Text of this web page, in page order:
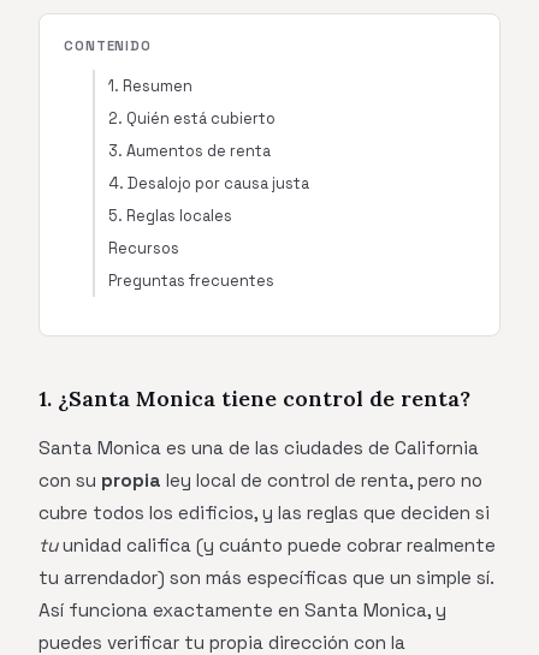
CONTENIDO
1. Resumen
2. Quién está cubierto
3. Aumentos de renta
4. Desalojo por causa justa
5. Reglas locales
Recursos
Preguntas frecuentes
1. ¿Santa Monica tiene control de renta?
Santa Monica es una de las ciudades de California
con su propia ley local de control de renta, pero no
cubre todos los edificios, y las reglas que deciden si
tuunidad califica (y cuánto puede cobrar realmente
tu arrendador) son más específicas que un simple sí.
Así funciona exactamente en Santa Monica, y
puedes verificar tu propia dirección con la